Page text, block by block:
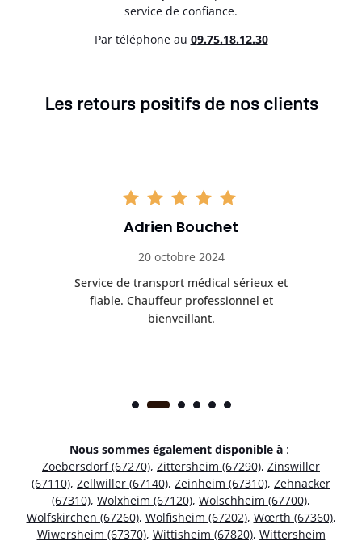
service de confiance.
Par téléphone au 09.75.18.12.30
Les retours positifs de nos clients
Adrien Bouchet
20 octobre 2024
Service de transport médical sérieux et
fiable. Chauffeur professionnel et
bienveillant.
Nous sommes également disponible à :
Zoebersdorf (67270), Zittersheim (67290), Zinswiller
(67110), Zellwiller (67140), Zeinheim (67310), Zehnacker
(67310), Wolxheim (67120), Wolschheim (67700),
Wolfskirchen (67260), Wolfisheim (67202), Wœrth (67360),
Wiwersheim (67370), Wittisheim (67820), Wittersheim